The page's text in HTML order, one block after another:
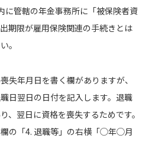
に管轄の年金事務所に「被保険者資
期限が雇用保険関連の手続きとは
。
失年月日を書く欄がありますが、
日翌日の日付を記入します。退職
、翌日に資格を喪失するためです。
の「4. 退職等」の右横「◯年◯月